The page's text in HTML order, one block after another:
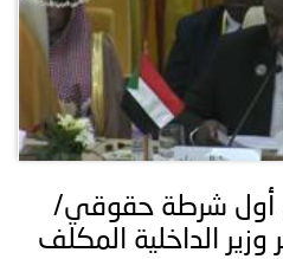
أول شرطة حقوقي/
الداخلية المكلف